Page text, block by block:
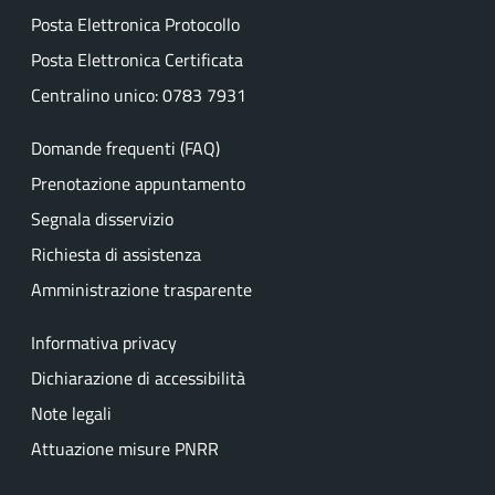
Posta Elettronica Protocollo
Posta Elettronica Certificata
Centralino unico: 0783 7931
Domande frequenti (FAQ)
Prenotazione appuntamento
Segnala disservizio
Richiesta di assistenza
Amministrazione trasparente
Informativa privacy
Dichiarazione di accessibilità
Note legali
Attuazione misure PNRR